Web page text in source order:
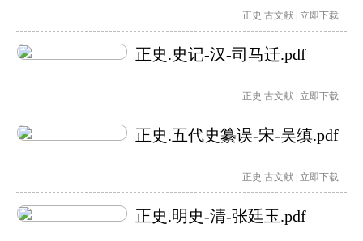
正史 古文献 立即下载
正史.史记-汉-司马迁.pdf
正史 古文献 立即下载
正史.五代史纂误-宋-吴缜.pdf
正史 古文献 立即下载
正史.明史-清-张廷玉.pdf